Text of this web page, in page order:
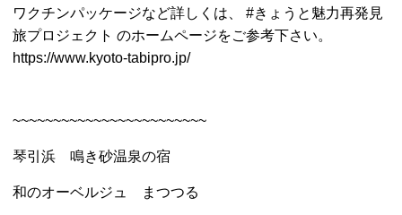
ワクチンパッケージなど詳しくは、 #きょうと魅力再発見
旅プロジェクト のホームページをご参考下さい。
https://www.kyoto-tabipro.jp/
~~~~~~~~~~~~~~~~~~~~~~~~
琴引浜 鳴き砂温泉の宿
和のオーベルジュ まつつる